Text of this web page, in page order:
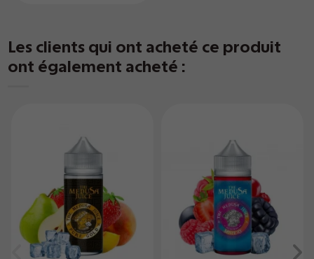
Les clients qui ont acheté ce produit
ont également acheté :